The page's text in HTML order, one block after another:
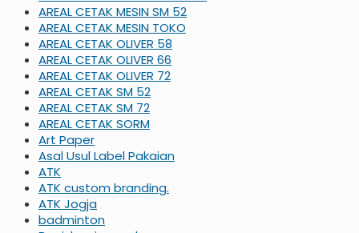
AREAL CETAK MESIN SM 52
AREAL CETAK MESIN TOKO
AREAL CETAK OLIVER 58
AREAL CETAK OLIVER 66
AREAL CETAK OLIVER 72
AREAL CETAK SM 52
AREAL CETAK SM 72
AREAL CETAK SORM
Art Paper
Asal Usul Label Pakaian
ATK
ATK custom branding.
ATK Jogja
badminton